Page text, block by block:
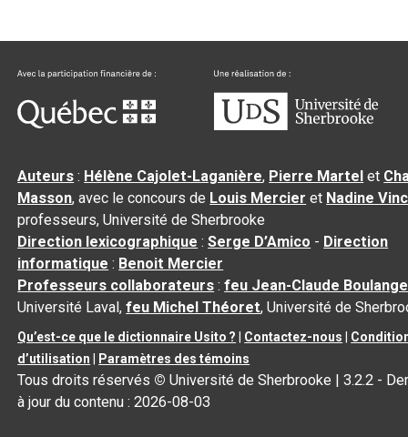
Auteurs : Hélène Cajolet-Laganière, Pierre Martel et
Masson, avec le concours de Louis Mercier et Nadine
professeurs, Université de Sherbrooke
Direction lexicographique :Serge D’Amico - Direction
informatique : Benoit Mercier
Professeurs collaborateurs :feu Jean-Claude
Université Laval,feu Michel Théoret, Université de
Qu’est-ce que le dictionnaire Usito ? Contactez-nous
d’utilisation
Paramètres des témoins
Tous droits réservés © Université de Sherbrooke |3.2.2 -
à jour du contenu :2026-08-03